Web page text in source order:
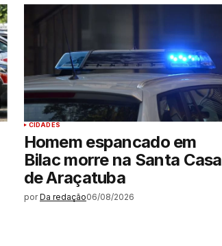
CIDADES
Homem espancado em
Bilac morre na Santa Casa
de Araçatuba
por Da redação06/08/2026